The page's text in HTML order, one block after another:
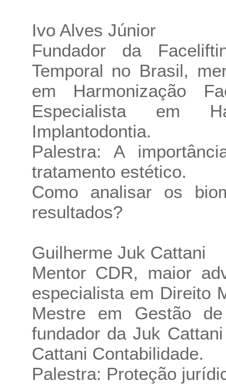
Ivo Alves Júnior
Fundador da
Temporal no Brasil,
em Harmonização
Especialista em
Implantodontia.
Palestra: A
tratamento estético.
Como analisar os
resultados?
Guilherme Juk Cattani
Mentor CDR, maior
especialista em Direito
Mestre em Gestão
fundador da Juk
Cattani Contabilidade.
Palestra: Proteção